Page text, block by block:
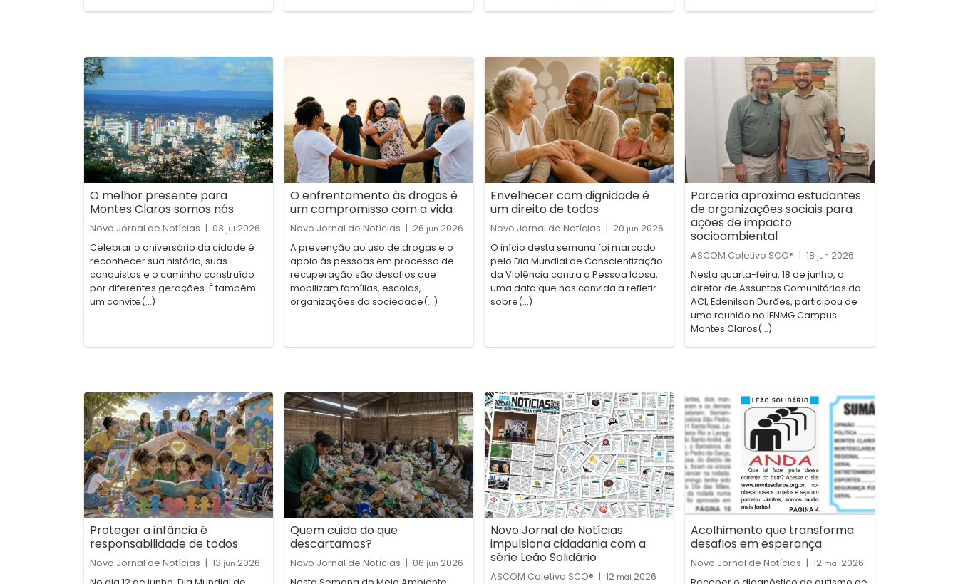
O melhor presente para
Montes Claros somos nós
Novo Jornal de Notícias | 03 jul 2026
Celebrar o aniversário da cidade é
reconhecer sua história, suas
conquistas e o caminho construído
por diferentes gerações. É também
um convite(...)
O enfrentamento às drogas é
um compromisso com a vida
Novo Jornal de Notícias | 26 jun 2026
A prevenção ao uso de drogas e o
apoio às pessoas em processo de
recuperação são desafios que
mobilizam famílias, escolas,
organizações da sociedade(...)
Envelhecer com dignidade é
um direito de todos
Novo Jornal de Notícias | 20 jun 2026
O início desta semana foi marcado
pelo Dia Mundial de Conscientização
da Violência contra a Pessoa Idosa,
uma data que nos convida a refletir
sobre(...)
Parceria aproxima estudantes
de organizações sociais para
ações de impacto
socioambiental
ASCOM Coletivo SCO® | 18 jun 2026
Nesta quarta-feira, 18 de junho, o
diretor de Assuntos Comunitários da
ACI, Edenilson Durães, participou de
uma reunião no IFNMG Campus
Montes Claros(...)
Proteger a infância é
responsabilidade de todos
Novo Jornal de Notícias 13 jun 2026
Quem cuida do que
descartamos?
Novo Jornal de Notícias 06 jun 2026
Novo Jornal de Notícias
impulsiona cidadania com a
série Leão Solidário
ASCOM Coletivo SCO® 12 mai 2026
Acolhimento que transforma
desafios em esperança
Novo Jornal de Notícias 12 mai 2026